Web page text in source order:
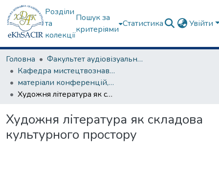
Розділи
та
колекції
Пошук за
критеріями
Статистика Увійти
Головна
Факультет аудіовізуального мистецтва
Кафедра мистецтвознавства
матеріали конференцій, семінарів, круглих столів та ін.
Художня література як складова культурного простору
Художня література як складова
культурного простору